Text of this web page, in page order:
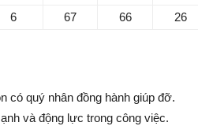
6 67 66 26
có quý nhân đồng hành giúp đỡ.
và động lực trong công việc.